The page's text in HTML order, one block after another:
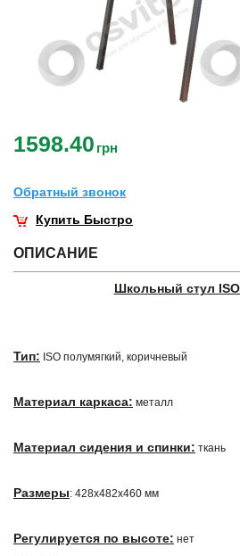
1598.40 грн
Обратный звонок
Купить Быстро
ОПИСАНИЕ
Школьный стул ISO
Тип: ISO полумягкий, коричневый
Материал каркаса: металл
Материал сидения и спинки: ткань
Размеры: 428х482х460 мм
Регулируется по высоте: нет